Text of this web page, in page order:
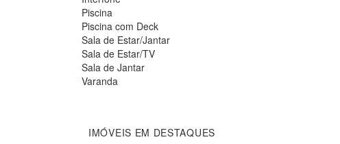
Piscina
Piscina com Deck
Sala de Estar/Jantar
Sala de Estar/TV
Sala de Jantar
Varanda
IMÓVEIS EM DESTAQUES